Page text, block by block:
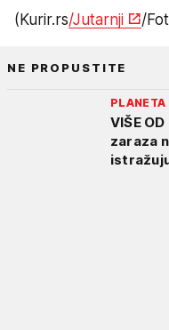
(Kurir.rs/Jutarnji /
NE PROPUSTITE
PLANETA
VIŠE
zaraza